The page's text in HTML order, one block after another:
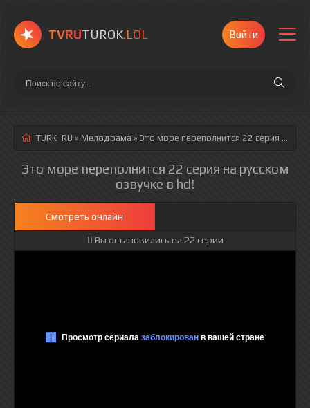
TVRUTUROK.LOL Войти
TURK-RU » Мелодрама » Это море переполнится 22 серия
Это море переполнится 22 серия на русском
озвучке в hd!
Смотреть онлайн
Вы остановились на 22 серии